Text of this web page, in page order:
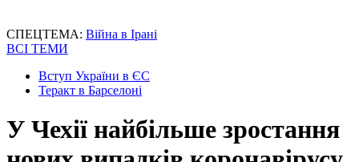
СПЕЦТЕМА: Війна в Ірані
ВСІ ТЕМИ
Вступ України в ЄС
Теракт в Барселоні
У Чехії найбільше зростання